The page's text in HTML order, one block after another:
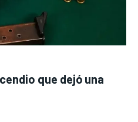
que dejó una